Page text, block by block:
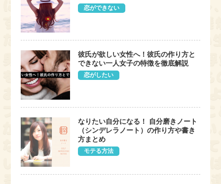
恋ができない
彼氏が欲しい女性へ！彼氏の作り方と
できない一人女子の特徴を徹底解説
恋がしたい
なりたい自分になる！ 自分磨きノート
（シンデレラノート）の作り方や書き
方まとめ
モテる方法